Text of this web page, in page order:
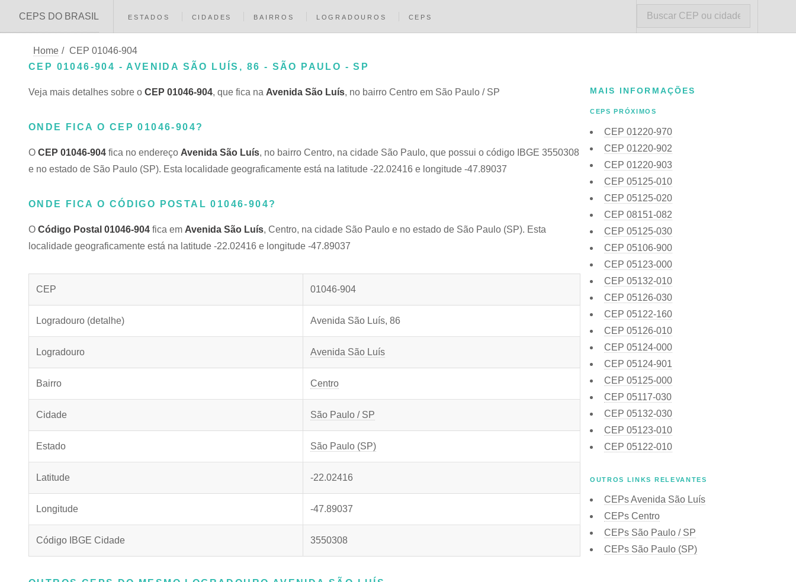
CEPS DO BRASIL ESTADOS CIDADES BAIRROS LOGRADOUROS CEPS
Home / CEP 01046-904
CEP 01046-904 - AVENIDA SÃO LUÍS, 86 - SÃO PAULO - SP
Veja mais detalhes sobre o CEP 01046-904, que fica na Avenida São Luís, no bairro Centro em São Paulo / SP
ONDE FICA O CEP 01046-904?
O CEP 01046-904 fica no endereço Avenida São Luís, no bairro Centro, na cidade São Paulo, que possui o código IBGE 3550308
e no estado de São Paulo (SP). Esta localidade geograficamente está na latitude -22.02416 e longitude -47.89037
ONDE FICA O CÓDIGO POSTAL 01046-904?
O Código Postal 01046-904 fica em Avenida São Luís, Centro, na cidade São Paulo e no estado de São Paulo (SP). Esta
localidade geograficamente está na latitude -22.02416 e longitude -47.89037
CEP 01046-904
Logradouro (detalhe) Avenida São Luís, 86
Logradouro Avenida São Luís
Bairro Centro
Cidade São Paulo / SP
Estado São Paulo (SP)
Latitude -22.02416
Longitude -47.89037
Código IBGE Cidade 3550308
MAIS INFORMAÇÕES
CEPS PRÓXIMOS
CEP 01220-970
CEP 01220-902
CEP 01220-903
CEP 05125-010
CEP 05125-020
CEP 08151-082
CEP 05125-030
CEP 05106-900
CEP 05123-000
CEP 05132-010
CEP 05126-030
CEP 05122-160
CEP 05126-010
CEP 05124-000
CEP 05124-901
CEP 05125-000
CEP 05117-030
CEP 05132-030
CEP 05123-010
CEP 05122-010
OUTROS LINKS RELEVANTES
CEPs Avenida São Luís
CEPs Centro
CEPs São Paulo / SP
CEPs São Paulo (SP)